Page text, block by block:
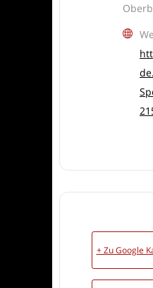
+ Zu Google